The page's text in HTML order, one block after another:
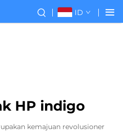
ID
HP indigo
kemajuan revolusioner